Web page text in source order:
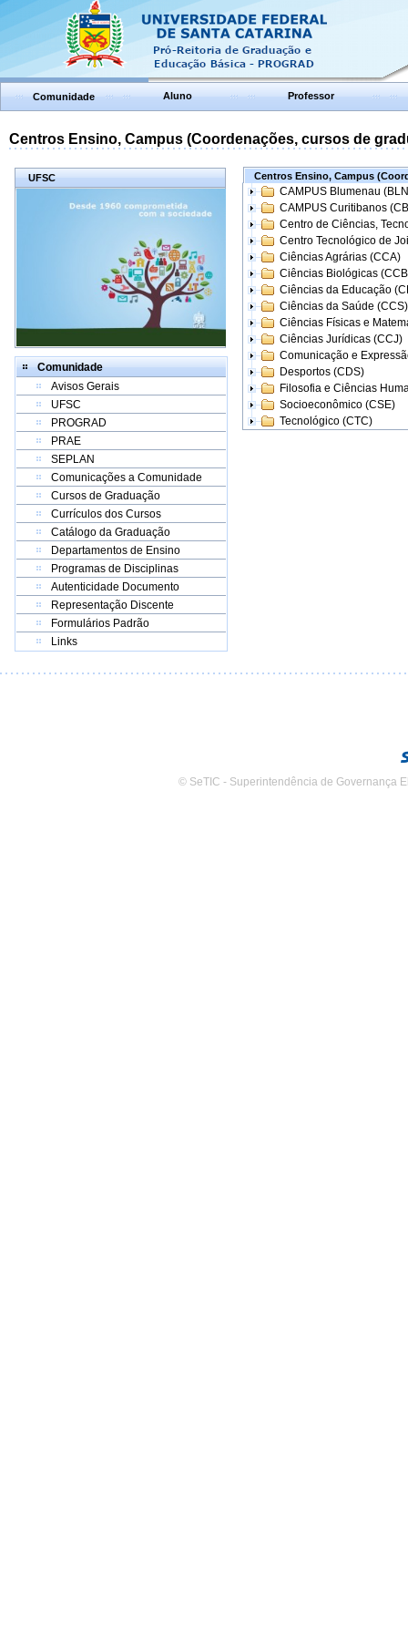
Comunidade Aluno Professor
Centros Ensino, Campus (Coordenações, cursos de
UFSC
Comunidade
Avisos Gerais
UFSC
PROGRAD
PRAE
SEPLAN
Comunicações a Comunidade
Cursos de Graduação
Currículos dos Cursos
Catálogo da Graduação
Departamentos de Ensino
Programas de Disciplinas
Autenticidade Documento
Representação Discente
Formulários Padrão
Links
Centros Ensino, Campus
CAMPUS Blumenau
CAMPUS Curitibanos
Centro de Ciências,
Centro Tecnológico de
Ciências Agrárias (CCA)
Ciências Biológicas
Ciências da Educação
Ciências da Saúde (CCS)
Ciências Físicas e
Ciências Jurídicas (CCJ)
Comunicação e
Desportos (CDS)
Filosofia e Ciências
Socioeconômico (CSE)
Tecnológico (CTC)
© SeTIC - Superintendência de Governança